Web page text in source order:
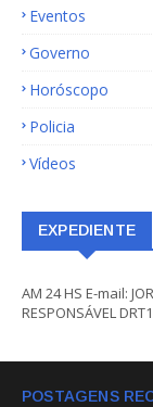
Eventos
Governo
Horóscopo
Policia
Vídeos
EXPEDIENTE
AM 24 HS E-mail:
RESPONSÁVEL
POSTAGENS